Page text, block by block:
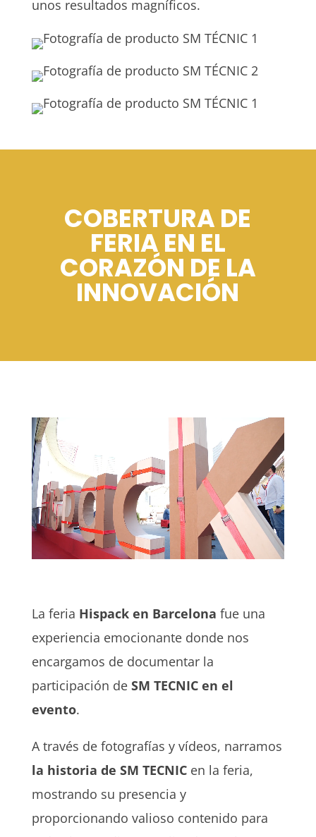
unos resultados magníficos.
COBERTURA DE
FERIA EN EL
CORAZÓN DE LA
INNOVACIÓN
La feria Hispack en Barcelona fue una
experiencia emocionante donde nos
encargamos de documentar la
participación de SM TECNIC en el
evento.
A través de fotografías y vídeos, narramos
la historia de SM TECNICen la feria,
mostrando su presencia y
proporcionando valioso contenido para